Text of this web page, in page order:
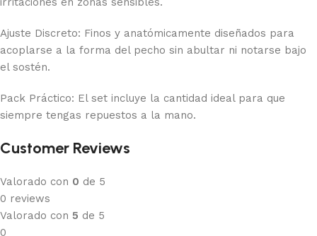
Ajuste Discreto: Finos y anatómicamente diseñados para
acoplarse a la forma del pecho sin abultar ni notarse bajo
el sostén.
Pack Práctico: El set incluye la cantidad ideal para que
siempre tengas repuestos a la mano.
Customer Reviews
Valorado con 0 de 5
0 reviews
Valorado con 5 de 5
0